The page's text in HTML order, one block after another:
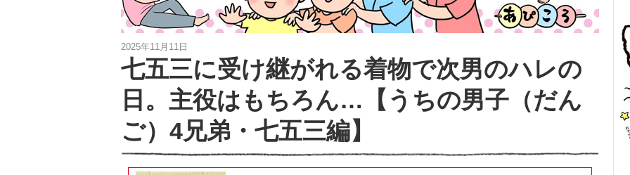
2025年11月11日
七五三に受け継がれる着物で次男のハレの
日。主役はもちろん…【うちの男子（だん
ご）4兄弟・七五三編】